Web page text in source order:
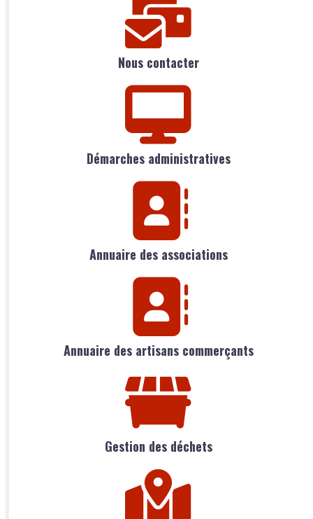
Nous contacter
Démarches administratives
Annuaire des associations
Annuaire des artisans commerçants
Gestion des déchets